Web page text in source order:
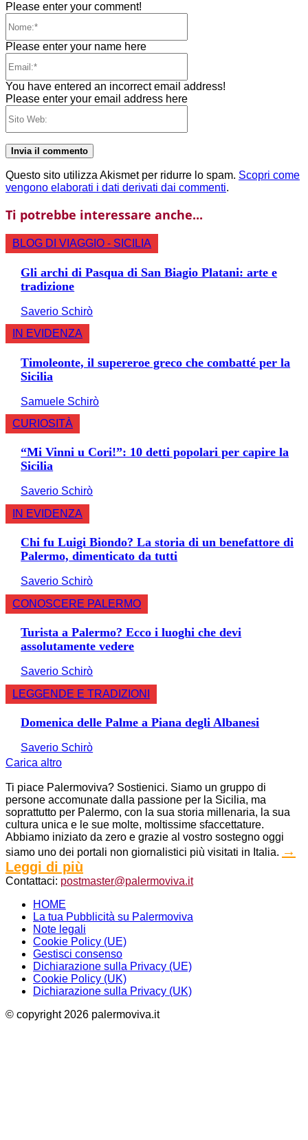
Please enter your comment!
Please enter your name here
You have entered an incorrect email address!
Please enter your email address here
Questo sito utilizza Akismet per ridurre lo spam. Scopri come
vengono elaborati i dati derivati dai commenti.
Ti potrebbe interessare anche...
BLOG DI VIAGGIO - SICILIA
Gli archi di Pasqua di San Biagio Platani: arte e
tradizione
Saverio Schirò
IN EVIDENZA
Timoleonte, il supereroe greco che combatté per la
Sicilia
Samuele Schirò
CURIOSITÀ
“Mi Vinni u Cori!”: 10 detti popolari per capire la
Sicilia
Saverio Schirò
IN EVIDENZA
Chi fu Luigi Biondo? La storia di un benefattore di
Palermo, dimenticato da tutti
Saverio Schirò
CONOSCERE PALERMO
Turista a Palermo? Ecco i luoghi che devi
assolutamente vedere
Saverio Schirò
LEGGENDE E TRADIZIONI
Domenica delle Palme a Piana degli Albanesi
Saverio Schirò
Carica altro
Ti piace Palermoviva? Sostienici. Siamo un gruppo di
persone accomunate dalla passione per la Sicilia, ma
soprattutto per Palermo, con la sua storia millenaria, la sua
cultura unica e le sue molte, moltissime sfaccettature.
Abbiamo iniziato da zero e grazie al vostro sostegno oggi
siamo uno dei portali non giornalistici più visitati in Italia. →
Leggi di più
Contattaci: postmaster@palermoviva.it
HOME
La tua Pubblicità su Palermoviva
Note legali
Cookie Policy (UE)
Gestisci consenso
Dichiarazione sulla Privacy (UE)
Cookie Policy (UK)
Dichiarazione sulla Privacy (UK)
© copyright 2026 palermoviva.it